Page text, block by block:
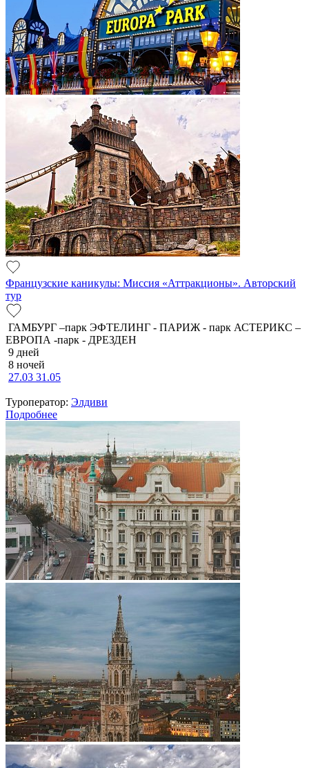
Французские каникулы: Миссия «Аттракционы». Авторский
тур
ГАМБУРГ –парк ЭФТЕЛИНГ - ПАРИЖ - парк АСТЕРИКС –
ЕВРОПА -парк - ДРЕЗДЕН
9 дней
8 ночей
27.03 31.05
Туроператор: Элдиви
Подробнее